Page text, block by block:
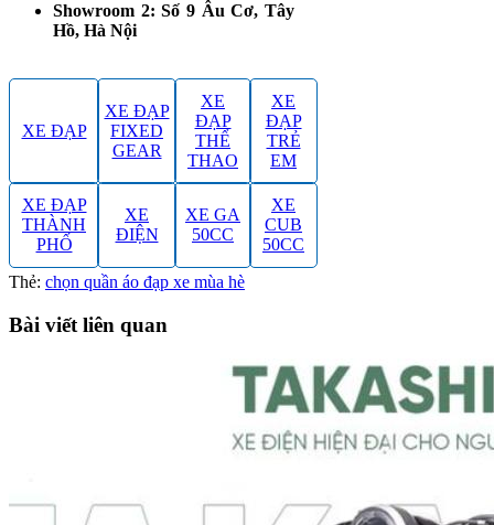
Showroom 2: Số 9 Âu Cơ, Tây
Hồ, Hà Nội
XE ĐẠP
XE ĐẠP
FIXED
GEAR
XE
ĐẠP
THỂ
THAO
XE
ĐẠP
TRẺ
EM
XE ĐẠP
THÀNH
PHỐ
XE
ĐIỆN
XE GA
50CC
XE
CUB
50CC
Thẻ: chọn quần áo đạp xe mùa hè
Bài viết liên quan